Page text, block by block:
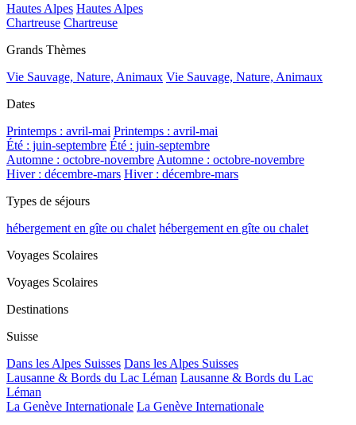
Hautes Alpes Hautes Alpes
Chartreuse Chartreuse
Grands Thèmes
Vie Sauvage, Nature, Animaux Vie Sauvage, Nature, Animaux
Dates
Printemps : avril-mai Printemps : avril-mai
Été : juin-septembre Été : juin-septembre
Automne : octobre-novembre Automne : octobre-novembre
Hiver : décembre-mars Hiver : décembre-mars
Types de séjours
hébergement en gîte ou chalet hébergement en gîte ou chalet
Voyages Scolaires
Voyages Scolaires
Destinations
Suisse
Dans les Alpes Suisses Dans les Alpes Suisses
Lausanne & Bords du Lac Léman Lausanne & Bords du Lac
Léman
La Genève Internationale La Genève Internationale